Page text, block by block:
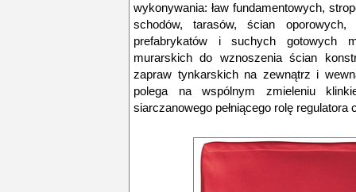
wykonywania: ław fundamentowych,
schodów, tarasów, ścian oporowych,
prefabrykatów i suchych gotowych
murarskich do wznoszenia ścian
zapraw tynkarskich na zewnątrz i
polega na wspólnym zmieleniu
siarczanowego pełniącego rolę regulatora